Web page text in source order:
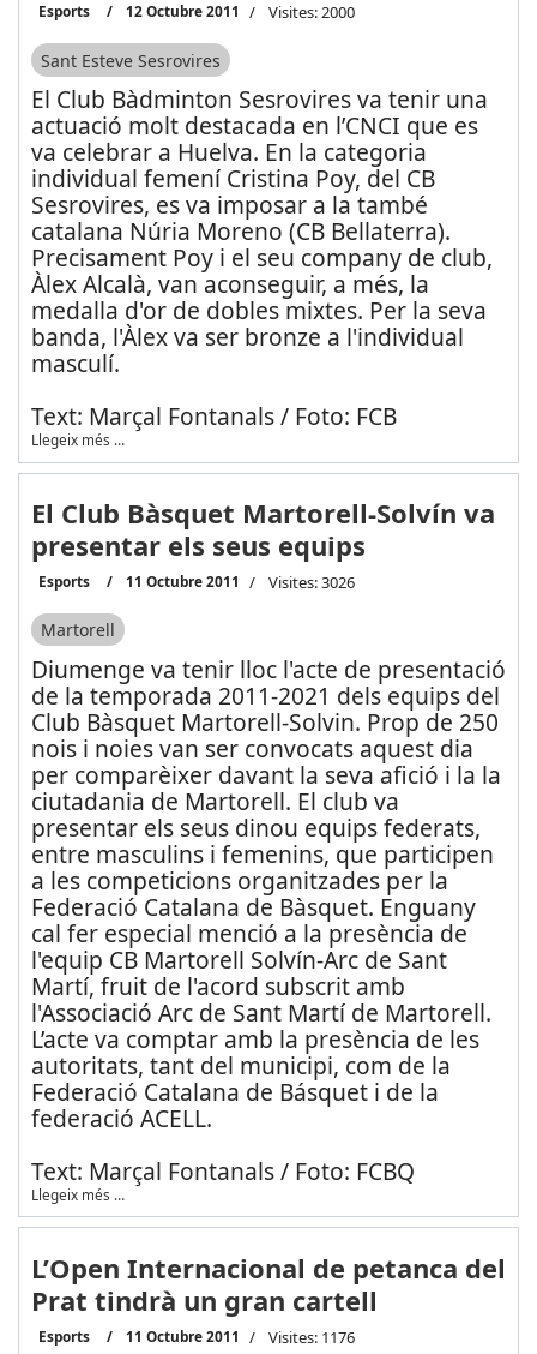
Esports 12 Octubre 2011 Visites: 2000
Sant Esteve Sesrovires
El Club Bàdminton Sesrovires va tenir una
actuació molt destacada en l’CNCI que es
va celebrar a Huelva. En la categoria
individual femení Cristina Poy, del CB
Sesrovires, es va imposar a la també
catalana Núria Moreno (CB Bellaterra).
Precisament Poy i el seu company de club,
Àlex Alcalà, van aconseguir, a més, la
medalla d'or de dobles mixtes. Per la seva
banda, l'Àlex va ser bronze a l'individual
masculí.
Text: Marçal Fontanals / Foto: FCB
Llegeix més …
El Club Bàsquet Martorell-Solvín va
presentar els seus equips
Esports 11 Octubre 2011 Visites: 3026
Martorell
Diumenge va tenir lloc l'acte de presentació
de la temporada 2011-2021 dels equips del
Club Bàsquet Martorell-Solvin. Prop de 250
nois i noies van ser convocats aquest dia
per comparèixer davant la seva afició i la la
ciutadania de Martorell. El club va
presentar els seus dinou equips federats,
entre masculins i femenins, que participen
a les competicions organitzades per la
Federació Catalana de Bàsquet. Enguany
cal fer especial menció a la presència de
l'equip CB Martorell Solvín-Arc de Sant
Martí, fruit de l'acord subscrit amb
l'Associació Arc de Sant Martí de Martorell.
L’acte va comptar amb la presència de les
autoritats, tant del municipi, com de la
Federació Catalana de Básquet i de la
federació ACELL.
Text: Marçal Fontanals / Foto: FCBQ
Llegeix més …
L’Open Internacional de petanca del
Prat tindrà un gran cartell
Esports 11 Octubre 2011 Visites: 1176